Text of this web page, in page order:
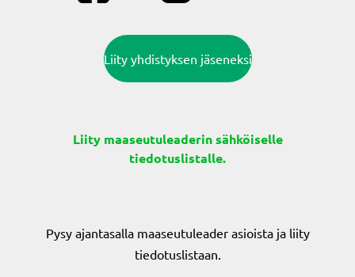
Liity yhdistyksen jäseneksi
Liity maaseutuleaderin sähköiselle
tiedotuslistalle.
Pysy ajantasalla maaseutuleader asioista ja liity
tiedotuslistaan.